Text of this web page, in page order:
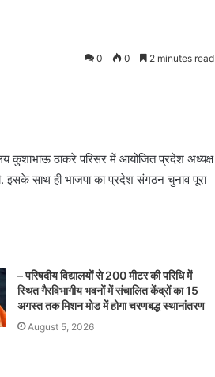
0 0 2 minutes read
कुशाभाऊ ठाकरे परिसर में आयोजित प्रदेश अध्यक्ष
इसके साथ ही भाजपा का प्रदेश संगठन चुनाव पूरा
– परिषदीय विद्यालयों से 200 मीटर की परिधि में
स्थित गैरविभागीय भवनों में संचालित केंद्रों का 15
अगस्त तक मिशन मोड में होगा चरणबद्ध स्थानांतरण
August 5, 2026